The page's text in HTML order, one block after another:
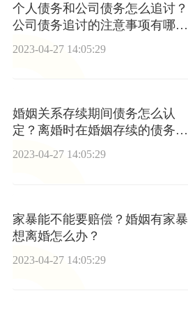
个人债务和公司债务怎么追讨？
公司债务追讨的注意事项有哪
2023-04-27 14:05:29
婚姻关系存续期间债务怎么认
定？离婚时在婚姻存续的债务是
否需承担？
2023-04-27 14:05:29
家暴能不能要赔偿？婚姻有家暴
想离婚怎么办？
2023-04-27 14:05:29